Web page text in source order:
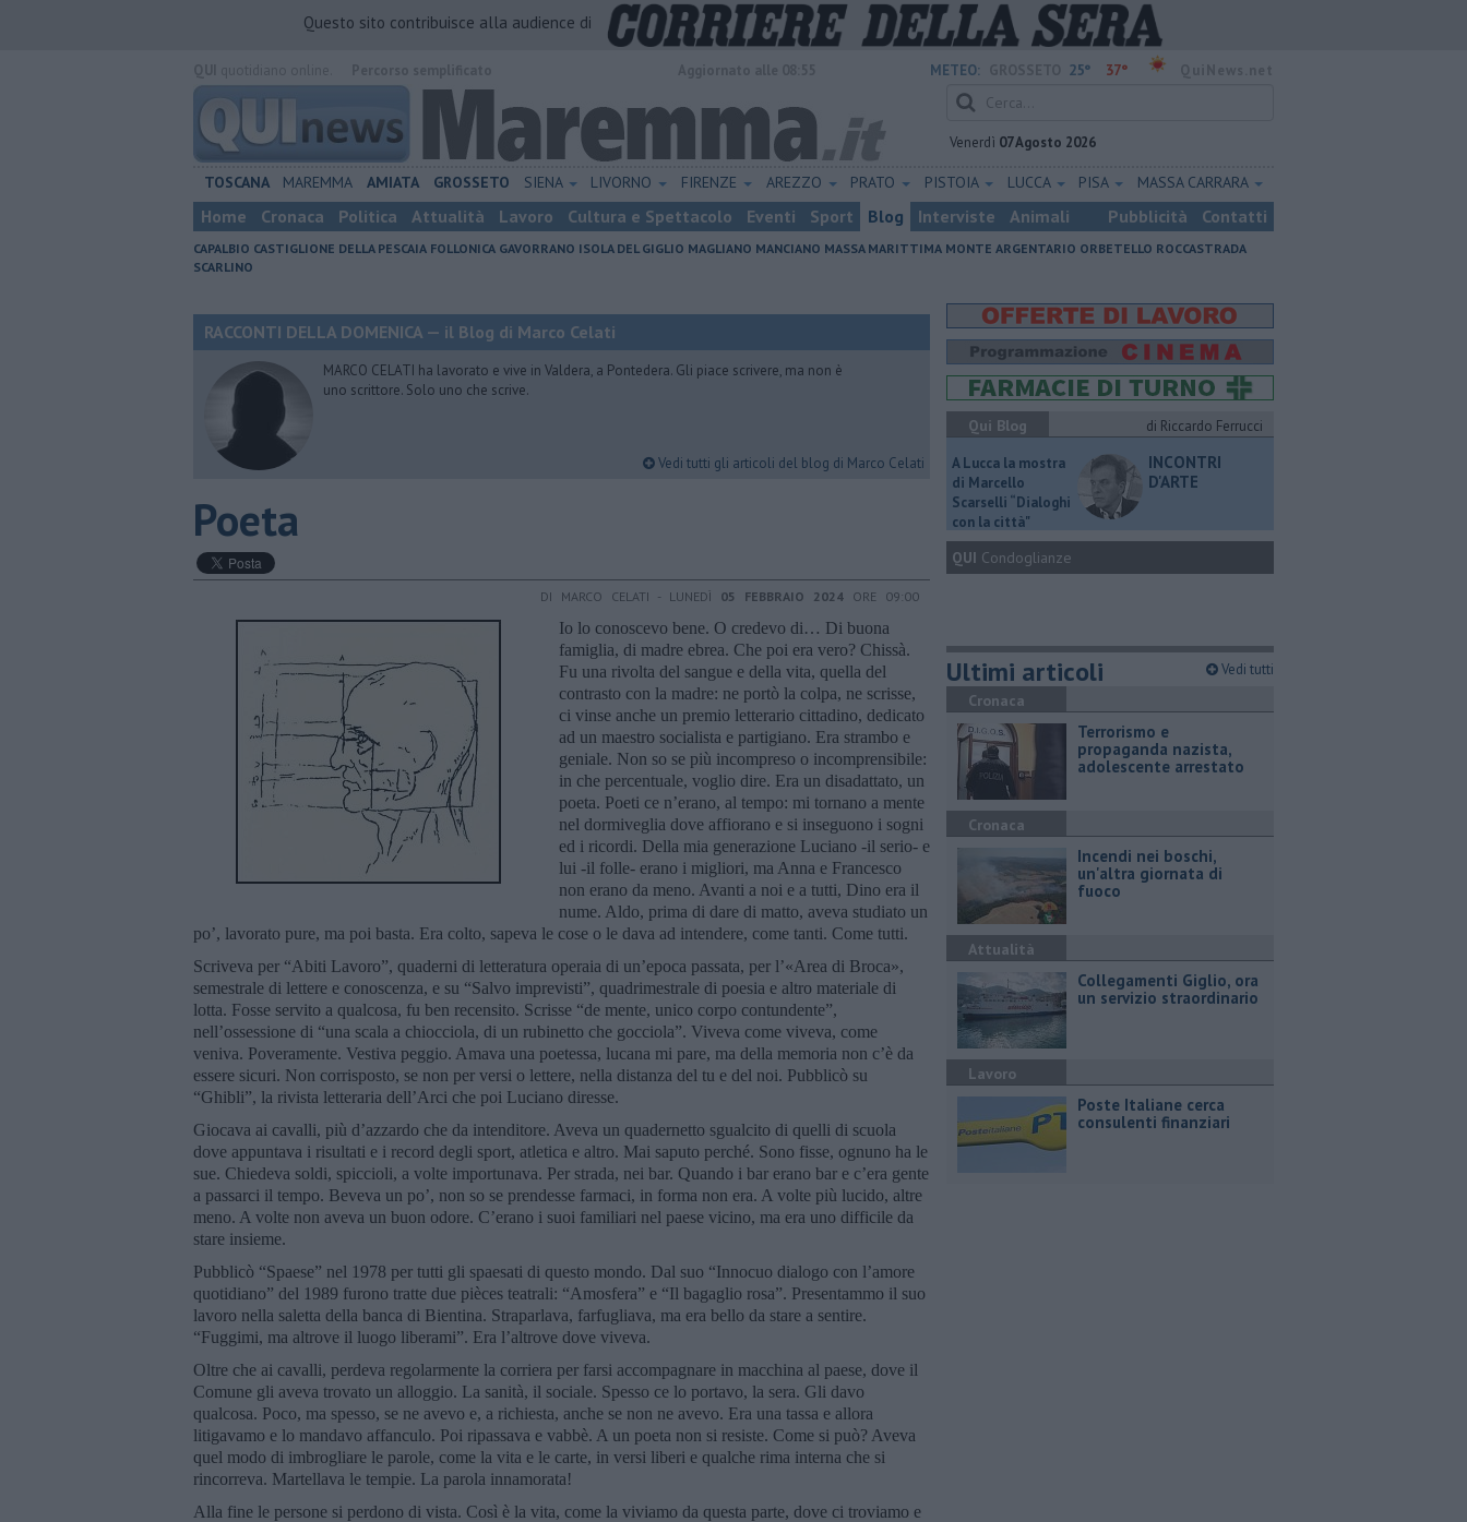
Questo sito contribuisce alla audience di
METEO: 25° 37°
Venerdì 07 Agosto 2026
TOSCANA MAREMMA AMIATA GROSSETO SIENA LIVORNO FIRENZE AREZZO PRATO PISTOIA LUCCA PISA MASSA CARRARA
Home Cronaca Politica Attualità Lavoro Cultura e Spettacolo Eventi Sport Blog Interviste Animali Pubblicità Contatti
CAPALBIO CASTIGLIONE DELLA PESCAIA FOLLONICA GAVORRANO ISOLA DEL GIGLIO MAGLIANO MANCIANO MASSA MARITTIMA MONTE ARGENTARIO ORBETELLO ROCCASTRADA
SCARLINO
RACCONTI DELLA DOMENICA — il Blog di Marco Celati
MARCO CELATI ha lavorato e vive in Valdera, a Pontedera. Gli piace scrivere, ma non è
uno scrittore. Solo uno che scrive.
Vedi tutti gli articoli del blog di Marco Celati
Poeta
DI MARCO CELATI - LUNEDÌ 05 FEBBRAIO 2024 ORE 09:00
Io lo conoscevo bene. O credevo di… Di buona
famiglia, di madre ebrea. Che poi era vero? Chissà.
Fu una rivolta del sangue e della vita, quella del
contrasto con la madre: ne portò la colpa, ne scrisse,
ci vinse anche un premio letterario cittadino, dedicato
ad un maestro socialista e partigiano. Era strambo e
geniale. Non so se più incompreso o incomprensibile:
in che percentuale, voglio dire. Era un disadattato, un
poeta. Poeti ce n’erano, al tempo: mi tornano a mente
nel dormiveglia dove affiorano e si inseguono i sogni
ed i ricordi. Della mia generazione Luciano -il serio- e
lui -il folle- erano i migliori, ma Anna e Francesco
non erano da meno. Avanti a noi e a tutti, Dino era il
nume. Aldo, prima di dare di matto, aveva studiato un
po’, lavorato pure, ma poi basta. Era colto, sapeva le cose o le dava ad intendere, come tanti. Come tutti.
Scriveva per “Abiti Lavoro”, quaderni di letteratura operaia di un’epoca passata, per l’«Area di Broca»,
semestrale di lettere e conoscenza, e su “Salvo imprevisti”, quadrimestrale di poesia e altro materiale di
lotta. Fosse servito a qualcosa, fu ben recensito. Scrisse “de mente, unico corpo contundente”,
nell’ossessione di “una scala a chiocciola, di un rubinetto che gocciola”. Viveva come viveva, come
veniva. Poveramente. Vestiva peggio. Amava una poetessa, lucana mi pare, ma della memoria non c’è da
essere sicuri. Non corrisposto, se non per versi o lettere, nella distanza del tu e del noi. Pubblicò su
“Ghibli”, la rivista letteraria dell’Arci che poi Luciano diresse.
Giocava ai cavalli, più d’azzardo che da intenditore. Aveva un quadernetto sgualcito di quelli di scuola
dove appuntava i risultati e i record degli sport, atletica e altro. Mai saputo perché. Sono fisse, ognuno ha le
sue. Chiedeva soldi, spiccioli, a volte importunava. Per strada, nei bar. Quando i bar erano bar e c’era gente
a passarci il tempo. Beveva un po’, non so se prendesse farmaci, in forma non era. A volte più lucido, altre
meno. A volte non aveva un buon odore. C’erano i suoi familiari nel paese vicino, ma era uno difficile da
stare insieme.
Pubblicò “Spaese” nel 1978 per tutti gli spaesati di questo mondo. Dal suo “Innocuo dialogo con l’amore
quotidiano” del 1989 furono tratte due pièces teatrali: “Amosfera” e “Il bagaglio rosa”. Presentammo il suo
lavoro nella saletta della banca di Bientina. Straparlava, farfugliava, ma era bello da stare a sentire.
“Fuggimi, ma altrove il luogo liberami”. Era l’altrove dove viveva.
Oltre che ai cavalli, perdeva regolarmente la corriera per farsi accompagnare in macchina al paese, dove il
Comune gli aveva trovato un alloggio. La sanità, il sociale. Spesso ce lo portavo, la sera. Gli davo
qualcosa. Poco, ma spesso, se ne avevo e, a richiesta, anche se non ne avevo. Era una tassa e allora
litigavamo e lo mandavo affanculo. Poi ripassava e vabbè. A un poeta non si resiste. Come si può? Aveva
quel modo di imbrogliare le parole, come la vita e le carte, in versi liberi e qualche rima interna che si
rincorreva. Martellava le tempie. La parola innamorata!
Alla fine le persone si perdono di vista. Così è la vita, come la viviamo da questa parte, dove ci troviamo e
Qui Blog
di Riccardo Ferrucci
A Lucca la mostra
di Marcello
Scarselli “Dialoghi
con la città"
INCONTRI
D'ARTE
QUI Condoglianze
Ultimi articoli Vedi tutti
Cronaca
Terrorismo e
propaganda nazista,
adolescente arrestato
Cronaca
Incendi nei boschi,
un'altra giornata di
fuoco
Attualità
Collegamenti Giglio, ora
un servizio straordinario
Lavoro
Poste Italiane cerca
consulenti finanziari